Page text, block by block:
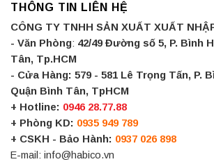
THÔNG TIN LIÊN HỆ
CÔNG TY TNHH SẢN XUẤT XUẤT
- Văn Phòng: 42/49 Đường số 5, P. Bình
Tân, Tp.HCM
- Cửa Hàng: 579 - 581 Lê Trọng Tấn, P.
Quận Bình Tân, TpHCM
+ Hotline: 0946 28.77.88
+ Phòng KD: 0935 949 789
+ CSKH - Bảo Hành: 0937 026 898
E-mail: info@habico.vn